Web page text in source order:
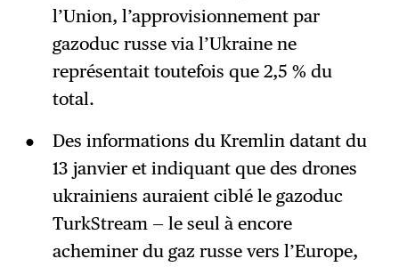
l’Union, l’approvisionnement par
gazoduc russe via l’Ukraine ne
représentait toutefois que 2,5 % du
total.
Des informations du Kremlin datant du
13 janvier et indiquant que des drones
ukrainiens auraient ciblé le gazoduc
TurkStream — le seul à encore
acheminer du gaz russe vers l’Europe,